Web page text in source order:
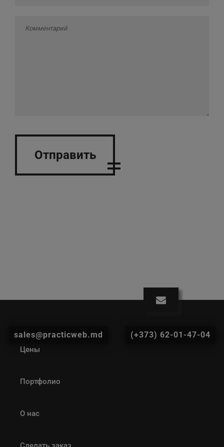
Отправить
sales@practicweb.md (+373) 62-01-47-04
Цены
Портфолио
О нас